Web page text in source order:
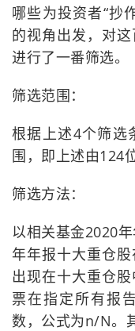
哪些为投资者“抄
的视角出发，对
进行了一番筛选。
筛选范围：
根据上述4个筛选
围，即上述由124
筛选方法：
以相关基金2020
年年报十大重仓
出现在十大重仓
票在指定所有报
数，公式为n/N。